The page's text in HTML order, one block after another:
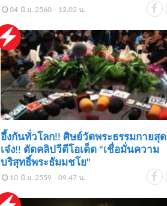
04 มิ.ย. 2560 - 12.02 น.
อึ้งกันทั่วโลก!! ศิษย์วัดพระธรรมกายสุด
เจ๋ง!! ตัดคลิปวีดีโอเด็ด "เชื่อมั่นความ
บริสุทธิ์พระธัมมชโย"
10 มิ.ย. 2559 - 09.47 น.